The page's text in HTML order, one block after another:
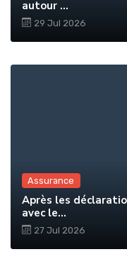
autour ...
29 Jul 2026
Assurance
Après les
avec le...
27 Jul 2026